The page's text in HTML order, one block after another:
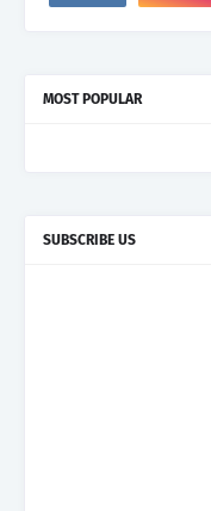
MOST POPULAR
SUBSCRIBE US